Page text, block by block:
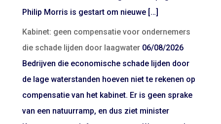
Philip Morris is gestart om nieuwe […]
Kabinet: geen compensatie voor ondernemers
die schade lijden door laagwater 06/08/2026
Bedrijven die economische schade lijden door
de lage waterstanden hoeven niet te rekenen op
compensatie van het kabinet. Er is geen sprake
van een natuurramp, en dus ziet minister